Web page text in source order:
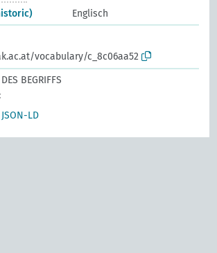
Englisch
vocabulary/c_8c06aa52
BEGRIFFS
JSON-LD